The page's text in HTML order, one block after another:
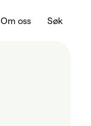
Om oss Søk